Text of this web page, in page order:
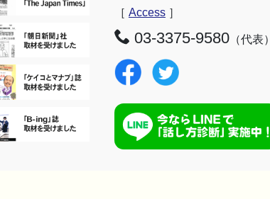
［ Access］
03-3375-9580（代表）